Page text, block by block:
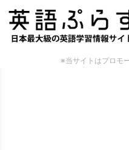
※当サイトはプロモ